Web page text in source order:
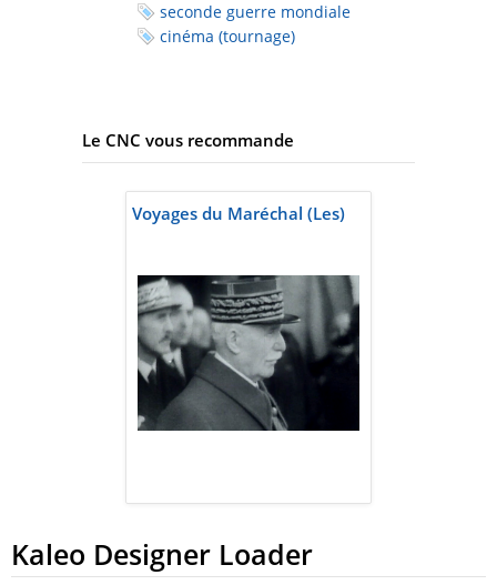
seconde guerre mondiale
cinéma (tournage)
Le CNC vous recommande
Voyages du Maréchal (Les)
Kaleo Designer Loader